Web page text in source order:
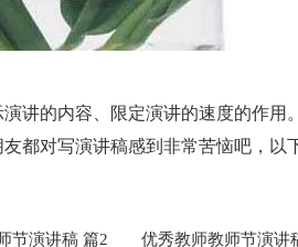
讲的内容、限定演讲的速度的作用
都对写演讲稿感到非常苦恼吧，以
演讲稿 篇2 优秀教师教师节演讲